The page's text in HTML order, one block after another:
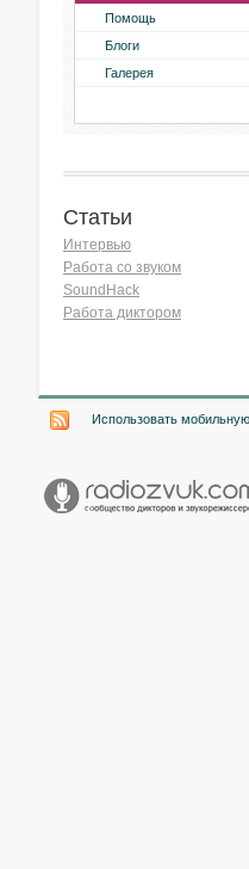
Помощь
Блоги
Галерея
Статьи
Интервью
Работа со звуком
SoundHack
Работа диктором
Использовать